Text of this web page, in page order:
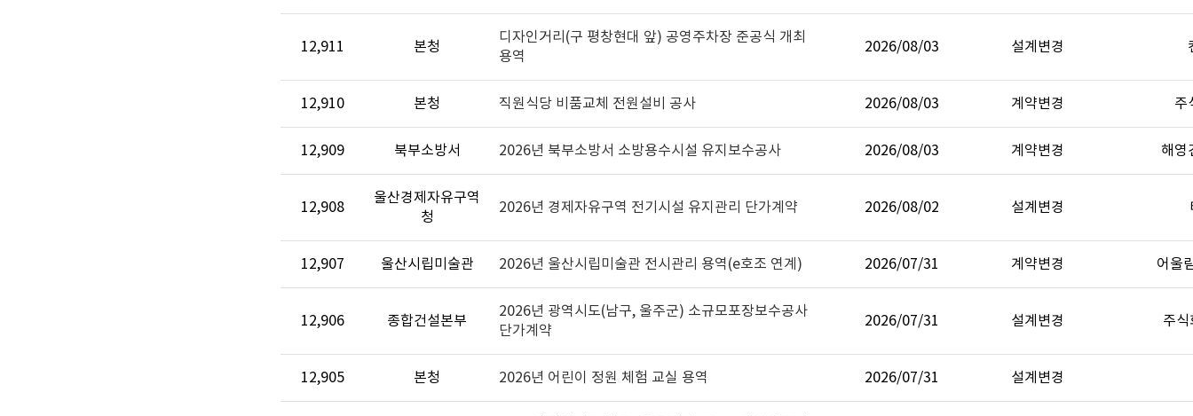
12,911 본청
디자인거리(구 평창현대 앞) 공영주차장 준공식 개최
용역
2026/08/03 설계변경
12,910 본청 직원식당 비품교체 전원설비 공사 2026/08/03 계약변경 주
12,909 북부소방서 2026년 북부소방서 소방용수시설 유지보수공사 2026/08/03 계약변경 해영
12,908
울산경제자유구역
청
2026년 경제자유구역 전기시설 유지관리 단가계약 2026/08/02 설계변경
12,907 울산시립미술관 2026년 울산시립미술관 전시관리 용역(e호조 연계) 2026/07/31 계약변경 어울
12,906 종합건설본부
2026년 광역시도(남구, 울주군) 소규모포장보수공사
단가계약
2026/07/31 설계변경 주
12,905 본청 2026년 어린이 정원 체험 교실 용역 2026/07/31 설계변경